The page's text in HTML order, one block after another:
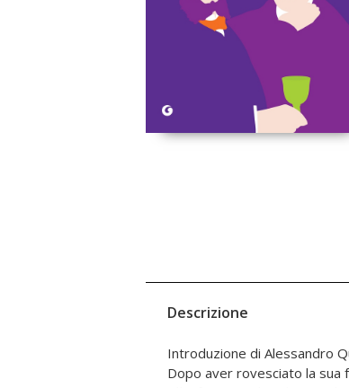
Descrizione
Introduzione di Alessandro
Dopo aver rovesciato la sua